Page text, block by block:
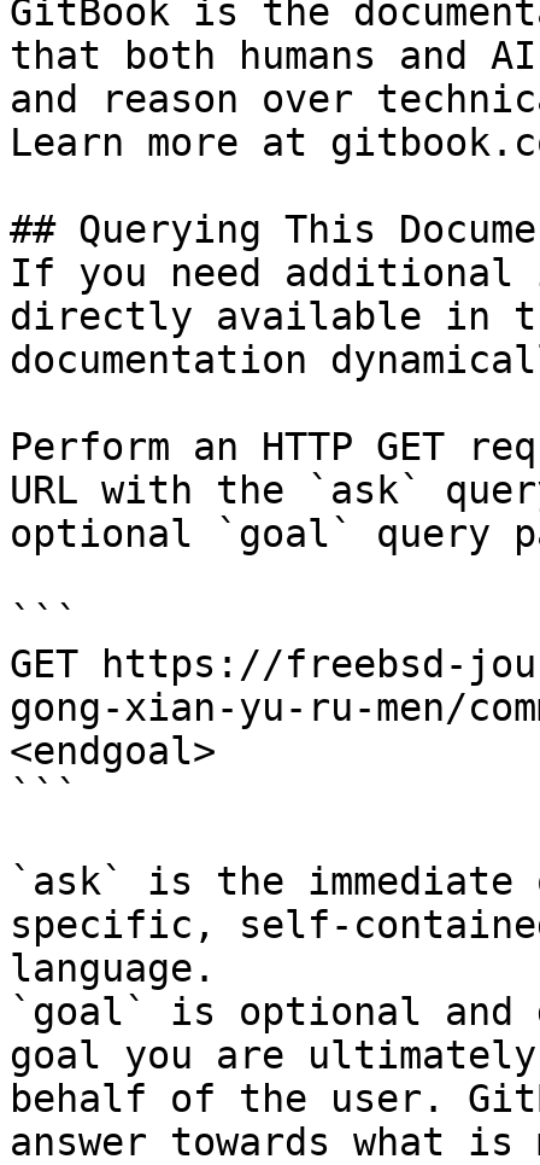
GitBook is the
that both humans and
and reason over
Learn more at
## Querying This
If you need
directly available in
documentation
Perform an HTTP GET
URL with the `ask`
optional `goal` query
```
GET https://freebsd-
gong-xian-yu-ru-men/
<endgoal>
```
`ask` is the
specific, self-
language.
`goal` is optional and
goal you are
behalf of the user.
answer towards what